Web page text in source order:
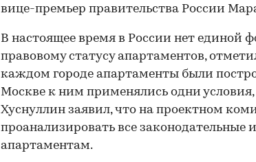
вице-премьер правительства России
В настоящее время в России нет единой
правовому статусу апартаментов,
каждом городе апартаменты были
Москве к ним применялись одни
Хуснуллин заявил, что на проектном
проанализировать все законодательные
апартаментам.